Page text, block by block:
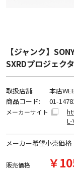
【ジャンク】
SXRDプロジェク
取扱店舗:
本店
商品コード:
01-
メーカーサイト
メーカー希望小売価格
販売価格 ￥